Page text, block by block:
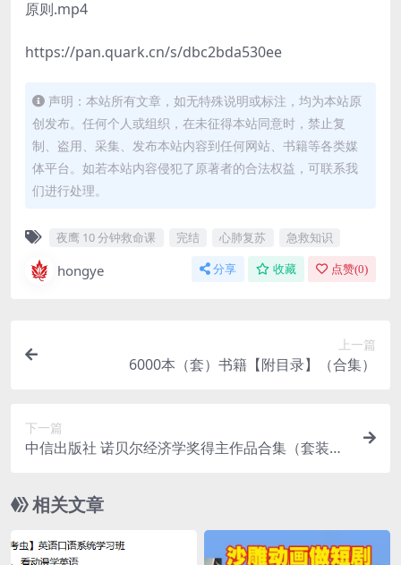
原则.mp4
https://pan.quark.cn/s/dbc2bda530ee
声明：本站所有文章，如无特殊说明或标注，均为本站原
创发布。任何个人或组织，在未征得本站同意时，禁止复
制、盗用、采集、发布本站内容到任何网站、书籍等各类媒
体平台。如若本站内容侵犯了原著者的合法权益，可联系我
们进行处理。
夜鹰 10 分钟救命课 完结 心肺复苏 急救知识
hongye 分享 收藏 点赞(0)
上一篇
6000本（套）书籍【附目录】（合集）
下一篇
中信出版社 诺贝尔经济学奖得主作品合集（套装共
相关文章